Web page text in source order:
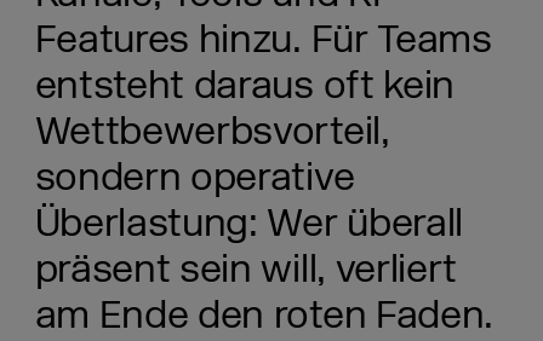
Features hinzu. Für Teams
entsteht daraus oft kein
Wettbewerbsvorteil,
sondern operative
Überlastung: Wer überall
präsent sein will, verliert
am Ende den roten Faden.